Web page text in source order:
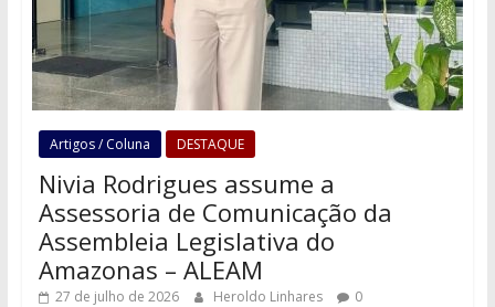
Artigos / Coluna DESTAQUE
Nivia Rodrigues assume a
Assessoria de Comunicação da
Assembleia Legislativa do
Amazonas – ALEAM
27 de julho de 2026 Heroldo Linhares 0